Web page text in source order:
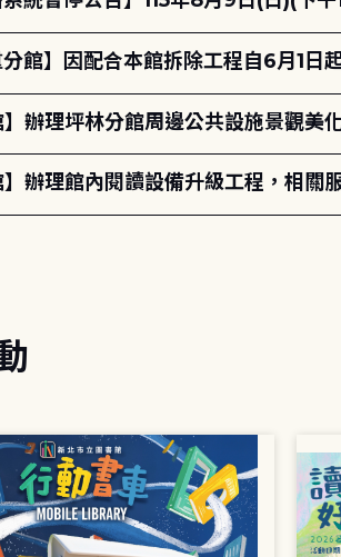
分館】因配合本館拆除工程自6月1日
】辦理坪林分館周邊公共設施景觀
】辦理館內閱讀設備升級工程，相關